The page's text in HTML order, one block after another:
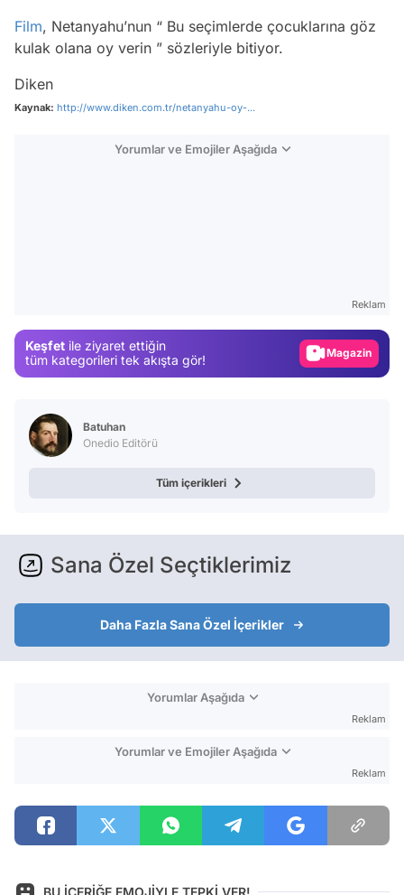
Film, Netanyahu’nun “ Bu seçimlerde çocuklarına göz
kulak olana oy verin ” sözleriyle bitiyor.
Diken
Kaynak: http://www.diken.com.tr/netanyahu-oy-...
Yorumlar ve Emojiler Aşağıda
Reklam
Keşfet ile ziyaret ettiğin
tüm kategorileri tek akışta gör!
Magazin
Batuhan
Onedio Editörü
Tüm içerikleri
Sana Özel Seçtiklerimiz
Daha Fazla Sana Özel İçerikler
Yorumlar Aşağıda
Reklam
Yorumlar ve Emojiler Aşağıda
Reklam